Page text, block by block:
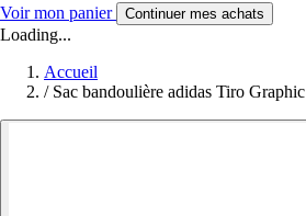
Voir mon panier Continuer mes achats
Loading...
Accueil
/ Sac bandoulière adidas Tiro Graphic